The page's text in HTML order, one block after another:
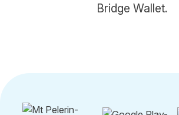
Bridge Wallet.